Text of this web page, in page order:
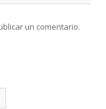
un comentario.